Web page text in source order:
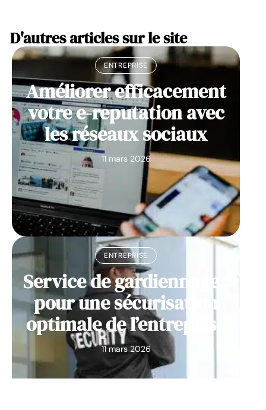
D'autres articles sur le site
ENTREPRISE
Améliorer efficacement
votre e-reputation avec
les réseaux sociaux
11 mars 2026
ENTREPRISE
Service de gardiennage :
pour une sécurisation
optimale de l’entreprise
11 mars 2026